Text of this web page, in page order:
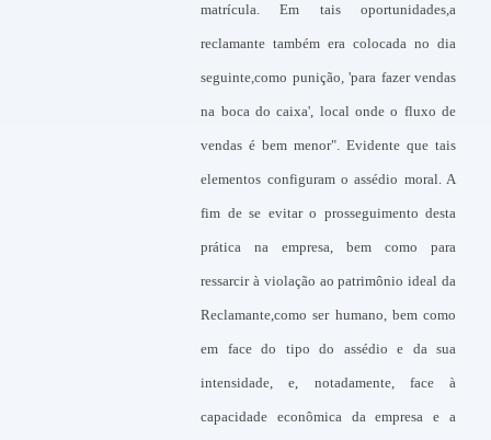
matrícula. Em tais oportunidades,a
reclamante também era colocada no dia
seguinte,como punição, 'para fazer vendas
na boca do caixa', local onde o fluxo de
vendas é bem menor". Evidente que tais
elementos configuram o assédio moral. A
fim de se evitar o prosseguimento desta
prática na empresa, bem como para
ressarcir à violação ao patrimônio ideal da
Reclamante,como ser humano, bem como
em face do tipo do assédio e da sua
intensidade, e, notadamente, face à
capacidade econômica da empresa e a